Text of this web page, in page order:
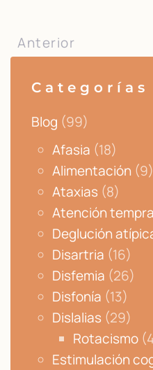
Anterior
Categorías
Blog (99)
Afasia (18)
Alimentación (9)
Ataxias (8)
Atención
Deglución
Disartria (16)
Disfemia (26)
Disfonía (13)
Dislalias (29)
Rotacismo
Estimulación